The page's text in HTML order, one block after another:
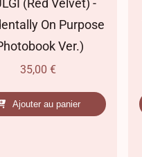
(Red Velvet) -
On Purpose
Ver.)
35,00 €
Ajouter au panier